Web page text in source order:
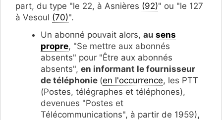
part, du type "le 22, à Asnières (92)" ou "le 127
à Vesoul (70)".
Un abonné pouvait alors, au sens
propre, "Se mettre aux abonnés
absents" pour "Être aux abonnés
absents", en informant le fournisseur
de téléphonie (en l'occurrence, les PTT
(Postes, télégraphes et téléphones),
devenues "Postes et
Télécommunications", à partir de 1959),